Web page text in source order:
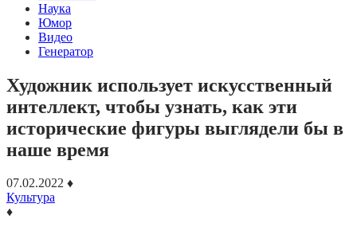
Наука
Юмор
Видео
Генератор
Художник использует искусственный
интеллект, чтобы узнать, как эти
исторические фигуры выглядели бы в
наше время
07.02.2022 ♦
Культура
♦